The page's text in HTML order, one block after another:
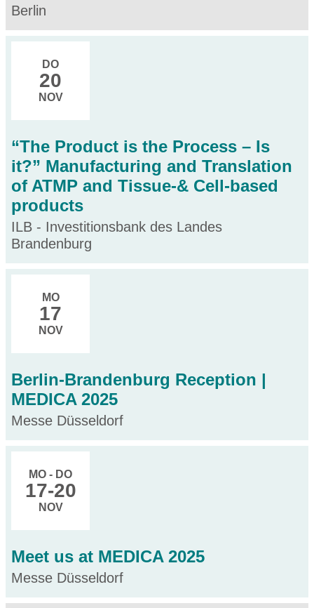
Berlin
DO
20
NOV
“The Product is the Process – Is
it?” Manufacturing and Translation
of ATMP and Tissue-& Cell-based
products
ILB - Investitionsbank des Landes
Brandenburg
MO
17
NOV
Berlin-Brandenburg Reception |
MEDICA 2025
Messe Düsseldorf
MO - DO
17-20
NOV
Meet us at MEDICA 2025
Messe Düsseldorf